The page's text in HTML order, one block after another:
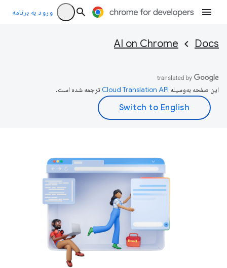
ورود به برنامه
Docs
AI on Chrome
این صفحه به‌وسیله ترجمه شده است.